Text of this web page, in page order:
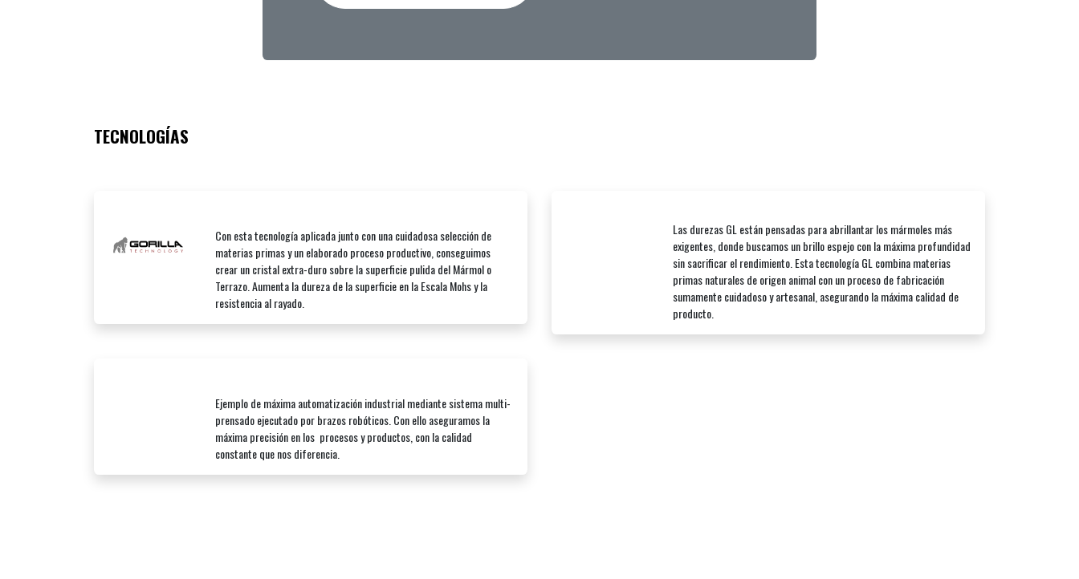
TECNOLOGÍAS
Con esta tecnología aplicada junto con una cuidadosa selección de
materias primas y un elaborado proceso productivo, conseguimos
crear un cristal extra-duro sobre la superficie pulida del Mármol o
Terrazo. Aumenta la dureza de la superficie en la Escala Mohs y la
resistencia al rayado.
Las durezas GL están pensadas para abrillantar los mármoles más
exigentes, donde buscamos un brillo espejo con la máxima profundidad
sin sacrificar el rendimiento. Esta tecnología GL combina materias
primas naturales de origen animal con un proceso de fabricación
sumamente cuidadoso y artesanal, asegurando la máxima calidad de
producto.
Ejemplo de máxima automatización industrial mediante sistema multi-
prensado ejecutado por brazos robóticos. Con ello aseguramos la
máxima precisión en los procesos y productos, con la calidad
constante que nos diferencia.